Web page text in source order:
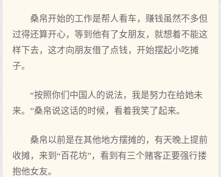
桑帛开始的工作是帮人看车，赚钱虽然不多但
过得还算开心，等到他有了女朋友，就想着不能这
样下去，这才向朋友借了点钱，开始摆起小吃摊
子。
“按照你们中国人的说法，我是努力在给她未
来。”桑帛说这话的时候，看着我笑了起来。
桑帛以前是在其他地方摆摊的，有天晚上提前
收摊，来到“百花坊”，看到有三个赌客正要强行搂
抱他女友。